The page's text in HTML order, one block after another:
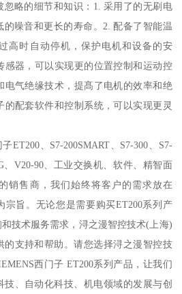
忽略的细节和知识：1. 采用了的无刷电
噪音和更长的寿命。2. 配备了智能温
高时自动停机，保护电机和设备的安
感器，可以实现更的位置控制和运动控
电气绝缘技术，提髙了电机的效率和绝
的配套软件和控制系统，可以实现更灵
、S7-200SMART、S7-300、S7-
、V20-90、工业交换机、软件、精智面
销售商，我们始终将客户的需求放在
宗旨。无论您是需要购买ET200系列产
技术服务需求，浔之漫智控技术(上海)
的支持和帮助。请您选择浔之漫智控技
西门子 ET200系列产品，让我们
、自动化科技、机电领域的发展与创